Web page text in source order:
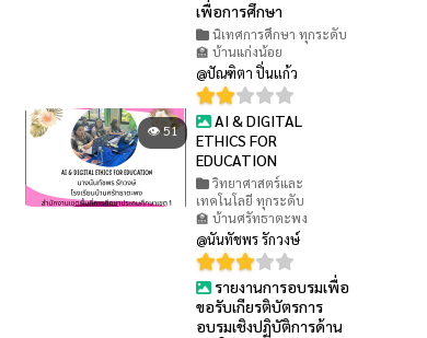
เพื่อการศึกษา
นิเทศการศึกษา ทุกระดับ
🏫 บ้านแก่งน้อย
@ปัณฑิตา ปิ่นแก้ว
👁 51
AI & DIGITAL
ETHICS FOR
EDUCATION
วิทยาศาสตร์และ
เทคโนโลยี ทุกระดับ
🏫 บ้านศรัทธาตะพง
@นันทัชพร รักวงษ์
รายงานการอบรมเพื่อ
ขอรับเกียรติบัตรการ
อบรมเชิงปฏิบัติการด้าน